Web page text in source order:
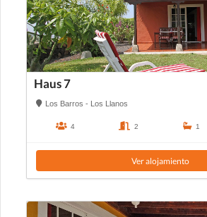
Haus 7
Los Barros - Los Llanos
4 2 1
Ver alojamiento